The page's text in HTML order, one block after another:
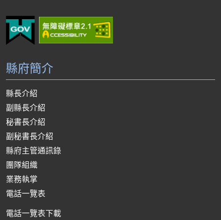
縣府簡介
縣長介紹
副縣長介紹
秘書長介紹
副秘書長介紹
縣府主管通訊錄
團隊組織
業務執掌
電話一覽表
電話一覽表下載